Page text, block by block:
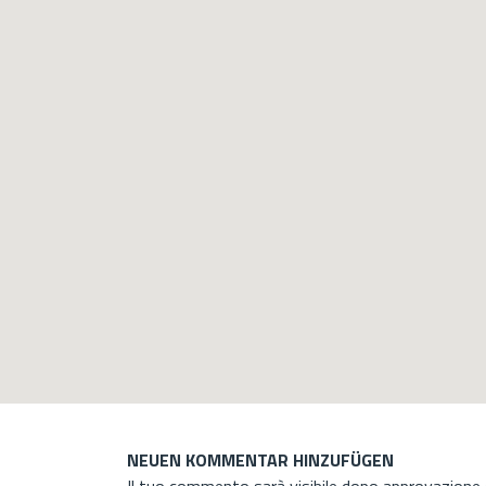
NEUEN KOMMENTAR HINZUFÜGEN